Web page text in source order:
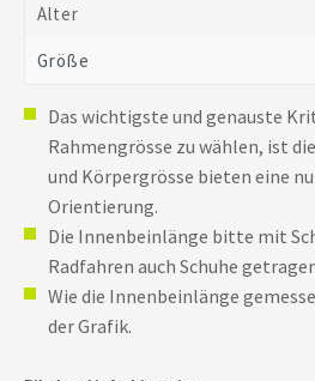
Alter
Größe
Das wichtigste und genauste
Rahmengrösse zu wählen, ist
und Körpergrösse bieten eine
Orientierung.
Die Innenbeinlänge bitte mit
Radfahren auch Schuhe
Wie die Innenbeinlänge
der Grafik.